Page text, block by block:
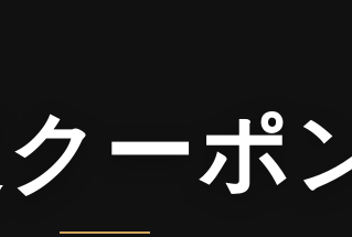
ーポ